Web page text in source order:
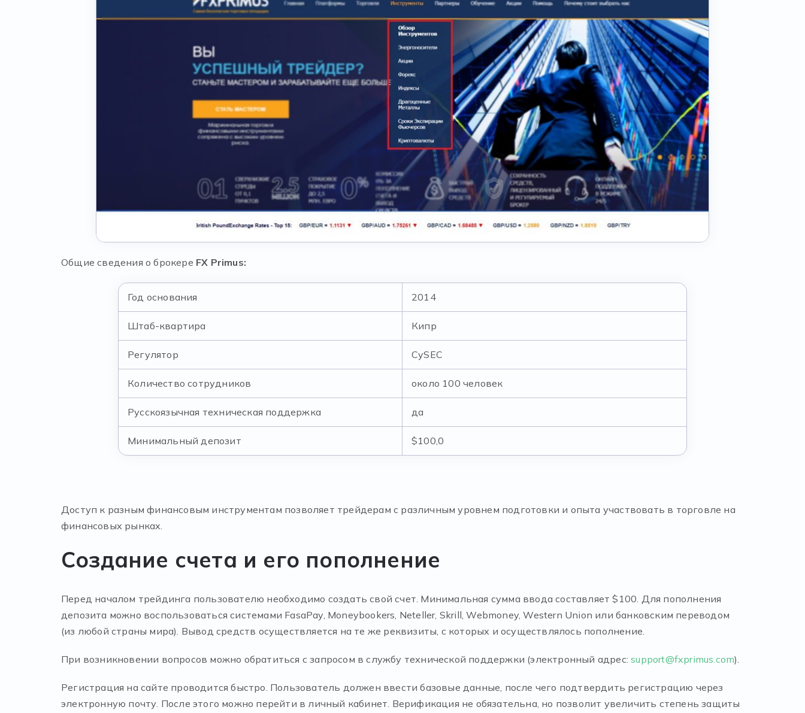
Общие сведения о брокере FX Primus:
Год основания 2014
Штаб-квартира Кипр
Регулятор CySEC
Количество сотрудников около 100 человек
Русскоязычная техническая поддержка да
Минимальный депозит $100,0
Доступ к разным финансовым инструментам позволяет трейдерам с различным уровнем подготовки и опыта участвовать в торговле на
финансовых рынках.
Создание счета и его пополнение
Перед началом трейдинга пользователю необходимо создать свой счет. Минимальная сумма ввода составляет $100. Для пополнения
депозита можно воспользоваться системами FasaPay, Moneybookers, Neteller, Skrill, Webmoney, Western Union или банковским переводом
(из любой страны мира). Вывод средств осуществляется на те же реквизиты, с которых и осуществлялось пополнение.
При возникновении вопросов можно обратиться с запросом в службу технической поддержки (электронный адрес:support@fxprimus.com).
Регистрация на сайте проводится быстро. Пользователь должен ввести базовые данные, после чего подтвердить регистрацию через
электронную почту. После этого можно перейти в личный кабинет. Верификация не обязательна, но позволит увеличить степень защиты